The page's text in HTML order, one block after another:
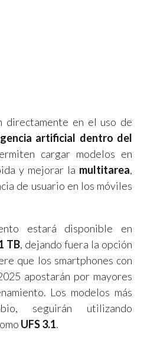
directamente en el uso de
artificial dentro del
cargar modelos en
y mejorar la multitarea,
de usuario en los móviles
estará disponible en
TB, dejando fuera la opción
que los smartphones con
apostarán por mayores
Los modelos más
seguirán utilizando
UFS 3.1.